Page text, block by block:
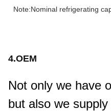
Note:Nominal refrigerating
4.OEM
Not only we have
but also we supply